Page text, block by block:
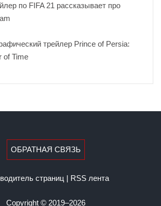
по FIFA 21 рассказывает про
трейлер Prince of Persia:
of Time
ОБРАТНАЯ СВЯЗЬ
страниц | RSS лента
Copyright © 2019–2026